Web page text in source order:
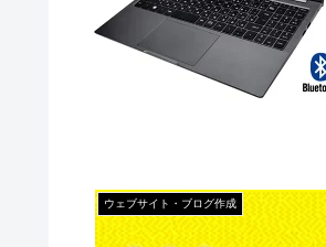
ウェブサイト・ブログ作成